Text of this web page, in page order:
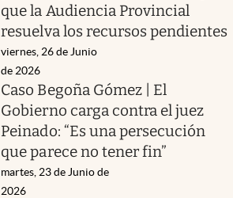
que la Audiencia Provincial
resuelva los recursos pendientes
viernes, 26 de Junio
de 2026
Caso Begoña Gómez | El
Gobierno carga contra el juez
Peinado: “Es una persecución
que parece no tener fin”
martes, 23 de Junio de
2026